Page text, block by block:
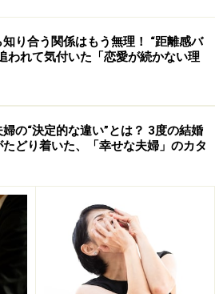
り合う関係はもう無理！ “距離感バ
われて気付いた「恋愛が続かない理
の“決定的な違い”とは？ 3度の結婚
どり着いた、「幸せな夫婦」のカタ